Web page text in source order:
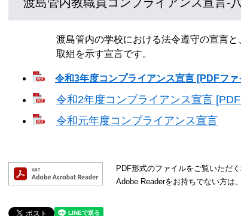
渡島管内の学校における法令遵守の宣言
取組を示す宣言です。
令和3年度コンプライアンス宣言 [PDFフ
令和2年度コンプライアンス宣言
令和元年度コンプライアンス宣言
PDF形式のファイルをご覧いただ
Adobe Readerをお持ちでない方は